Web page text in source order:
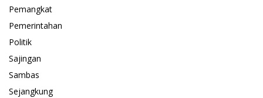
Pemangkat
Pemerintahan
Politik
Sajingan
Sambas
Sejangkung